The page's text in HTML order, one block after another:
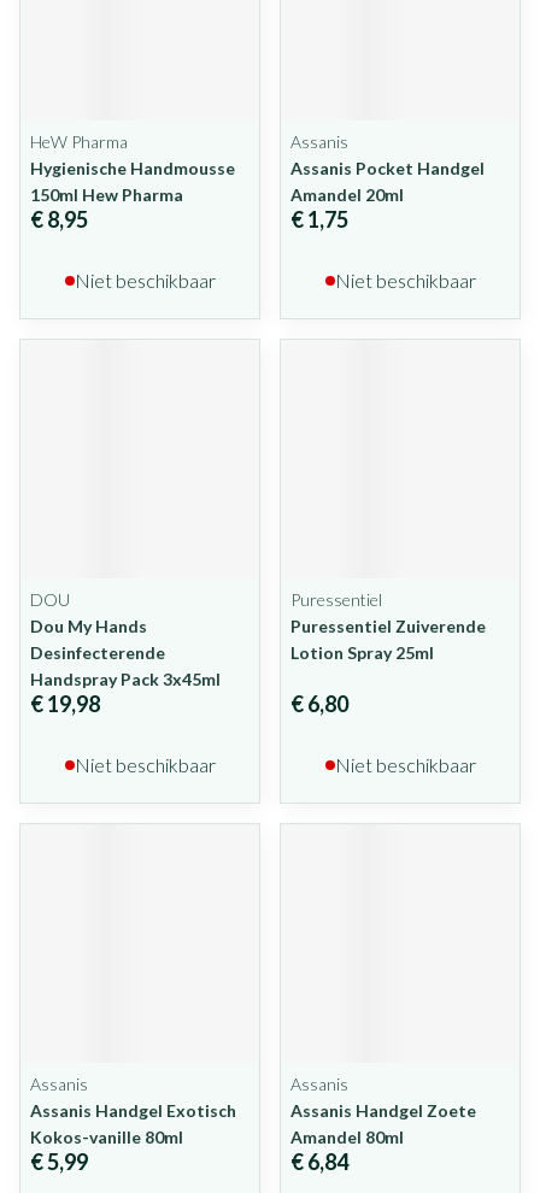
HeW Pharma
Hygienische Handmousse
150ml Hew Pharma
€ 8,95
Niet beschikbaar
Assanis
Assanis Pocket Handgel
Amandel 20ml
€ 1,75
Niet beschikbaar
DOU
Dou My Hands
Desinfecterende
Handspray Pack 3x45ml
€ 19,98
Niet beschikbaar
Puressentiel
Puressentiel Zuiverende
Lotion Spray 25ml
€ 6,80
Niet beschikbaar
Assanis
Assanis Handgel Exotisch
Kokos-vanille 80ml
€ 5,99
Assanis
Assanis Handgel Zoete
Amandel 80ml
€ 6,84